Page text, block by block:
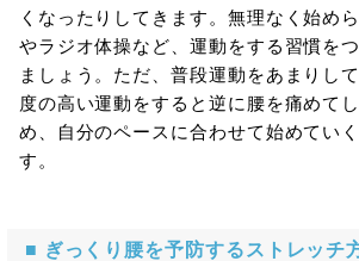
くなったりしてきます。無理なく始め
やラジオ体操など、運動をする習慣を
ましょう。ただ、普段運動をあまりし
度の高い運動をすると逆に腰を痛めて
め、自分のペースに合わせて始めてい
す。
■ ぎっくり腰を予防するストレッチ